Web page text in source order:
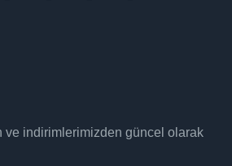
ve indirimlerimizden güncel olarak